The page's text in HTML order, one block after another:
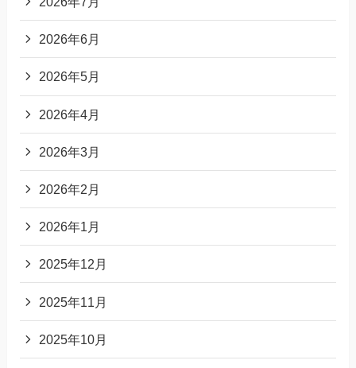
2026年6月
2026年5月
2026年4月
2026年3月
2026年2月
2026年1月
2025年12月
2025年11月
2025年10月